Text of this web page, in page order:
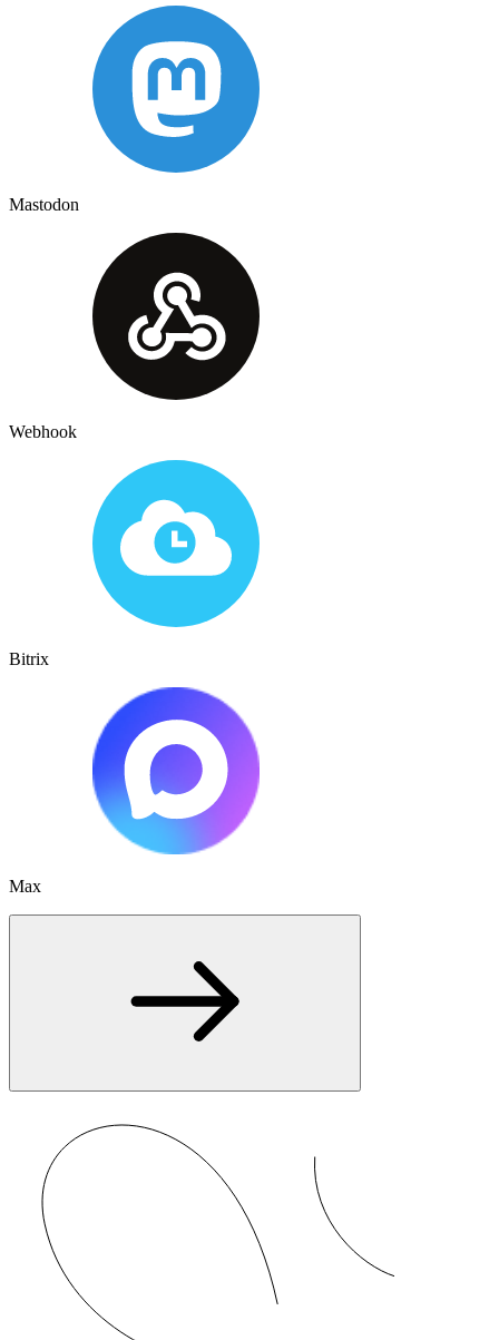
Mastodon
Webhook
Bitrix
Max